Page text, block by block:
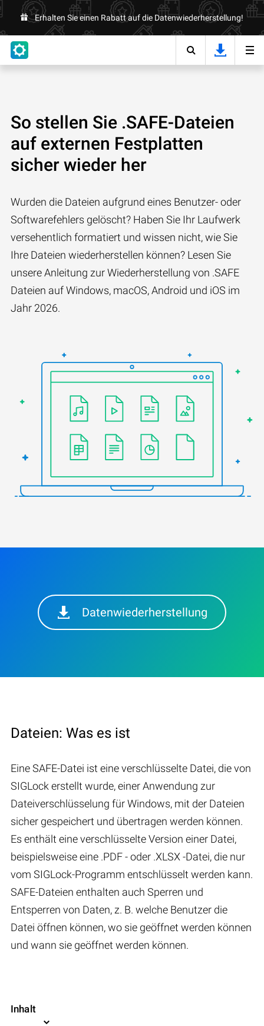
Erhalten Sie einen Rabatt auf die Datenwiederherstellung!
So stellen Sie .SAFE-Dateien
auf externen Festplatten
sicher wieder her
Wurden die Dateien aufgrund eines Benutzer- oder
Softwarefehlers gelöscht? Haben Sie Ihr Laufwerk
versehentlich formatiert und wissen nicht, wie Sie
Ihre Dateien wiederherstellen können? Lesen Sie
unsere Anleitung zur Wiederherstellung von .SAFE
Dateien auf Windows, macOS, Android und iOS im
Jahr 2026.
Datenwiederherstellung
Dateien: Was es ist
Eine SAFE-Datei ist eine verschlüsselte Datei, die von
SIGLock erstellt wurde, einer Anwendung zur
Dateiverschlüsselung für Windows, mit der Dateien
sicher gespeichert und übertragen werden können.
Es enthält eine verschlüsselte Version einer Datei,
beispielsweise eine .PDF - oder .XLSX -Datei, die nur
vom SIGLock-Programm entschlüsselt werden kann.
SAFE-Dateien enthalten auch Sperren und
Entsperren von Daten, z. B. welche Benutzer die
Datei öffnen können, wo sie geöffnet werden können
und wann sie geöffnet werden können.
Inhalt